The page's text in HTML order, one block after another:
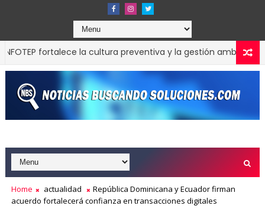
fortalece la cultura preventiva y la gestión ambiental en la
Home actualidad
República Dominicana y Ecuador firman
acuerdo fortalecerá confianza en transacciones digitales